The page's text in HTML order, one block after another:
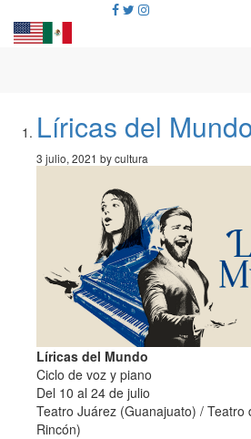
Líricas del
3 julio, 2021 by cultura
Líricas del Mundo
Ciclo de voz y piano
Del 10 al 24 de julio
Teatro Juárez (Guanajuato) / Teatro
Rincón)